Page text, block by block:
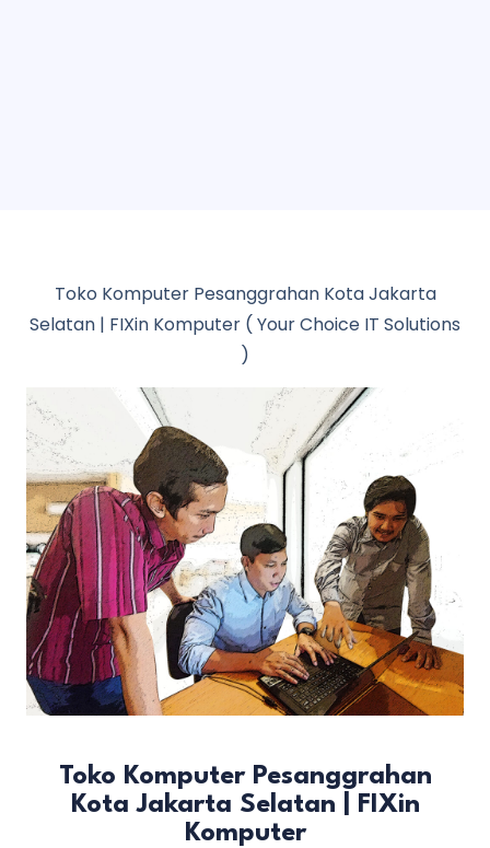
Toko Komputer Pesanggrahan Kota Jakarta
Selatan | FIXin Komputer ( Your Choice IT Solutions
)
Toko Komputer Pesanggrahan
Kota Jakarta Selatan | FIXin
Komputer